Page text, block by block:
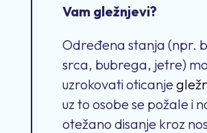
Vam gležnjevi?
Određena stanja (npr.
srca, bubrega, jetre)
uzrokovati oticanje
uz to osobe se požale i
otežano disanje kroz